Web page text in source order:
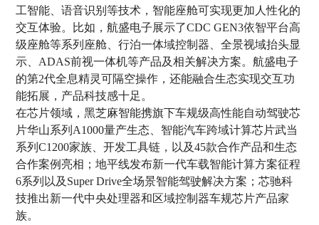
工智能、语音识别等技术，智能座舱可实现更加人性化的
交互体验。比如，航盛电子展示了CDC GEN3依智平台高
级座舱等系列座舱、行泊一体域控制器、全景视域抬头显
示、ADAS前视一体机等产品及相关解决方案。航盛电子
的第2代全息精灵可隔空操作，还能融合生态实现交互功
能拓展，产品科技感十足。
在芯片领域，黑芝麻智能携旗下车规级高性能自动驾驶芯
片华山系列A1000量产生态、智能汽车跨域计算芯片武当
系列C1200家族、开发工具链，以及45款合作产品和生态
合作案例亮相；地平线发布新一代车载智能计算方案征程
6系列以及Super Drive全场景智能驾驶解决方案；芯驰科
技推出新一代中央处理器和区域控制器车规芯片产品家
族。